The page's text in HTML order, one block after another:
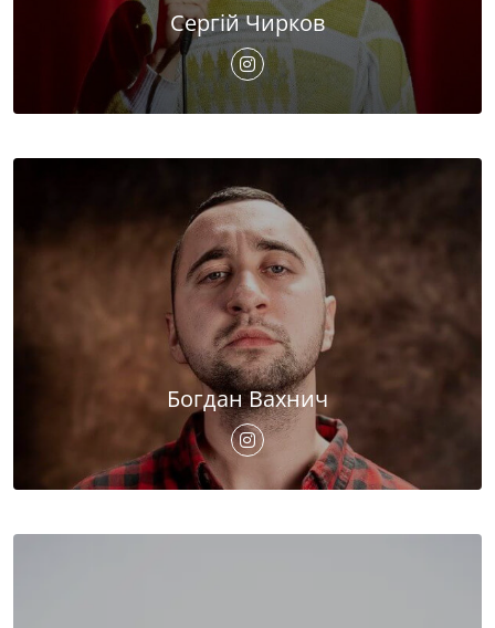
Сергій Чирков
Богдан Вахнич